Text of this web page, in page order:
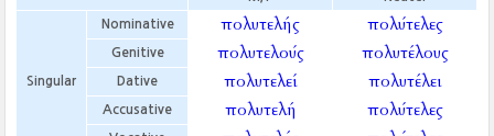
Singular
Nominative πολυτελής πολύτελες
Genitive πολυτελούς πολυτέλους
Dative πολυτελεί πολυτέλει
Accusative πολυτελή πολύτελες